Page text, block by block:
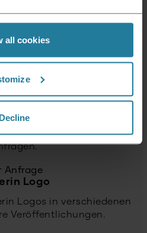
all cookies
Decline
anfragen
und kostenfrei
für Deutschland
Anfrage
Logo
Logos in verschiedenen
Veröffentlichungen.